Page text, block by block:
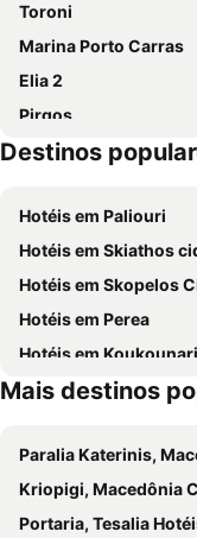
Olympion Sunset
Porto Pefkohori
Rahoni Cronwell Park
Greek Pride Palma
Halkidiki Palace
Poseidon Seaview
Marabou Hotel
Hotel Pefkohori Beach
Hotel Hanioti Village
Neikos Luxury Suites
Nereides Hotel
Cavo Blue Coastal Living
Ikyma Boutique
Summer Dream Hotel
Toroni
Marina Porto Carras
Elia 2
Pirgos
Chanioti 3
Polychrono beach
Limni Mavrobara
Athutos
Harbour of Porto Koufo
Destinos
Hotéis em Paliouri
Hotéis em Skiathos
Hotéis em Skopelos
Hotéis em Perea
Hotéis em
Mais destinos
Paralia Katerinis, Macedônia
Kriopigi, Macedônia
Portaria, Tesalia